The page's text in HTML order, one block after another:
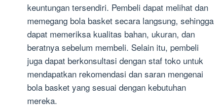
keuntungan tersendiri. Pembeli dapat melihat dan
memegang bola basket secara langsung, sehingga
dapat memeriksa kualitas bahan, ukuran, dan
beratnya sebelum membeli. Selain itu, pembeli
juga dapat berkonsultasi dengan staf toko untuk
mendapatkan rekomendasi dan saran mengenai
bola basket yang sesuai dengan kebutuhan
mereka.